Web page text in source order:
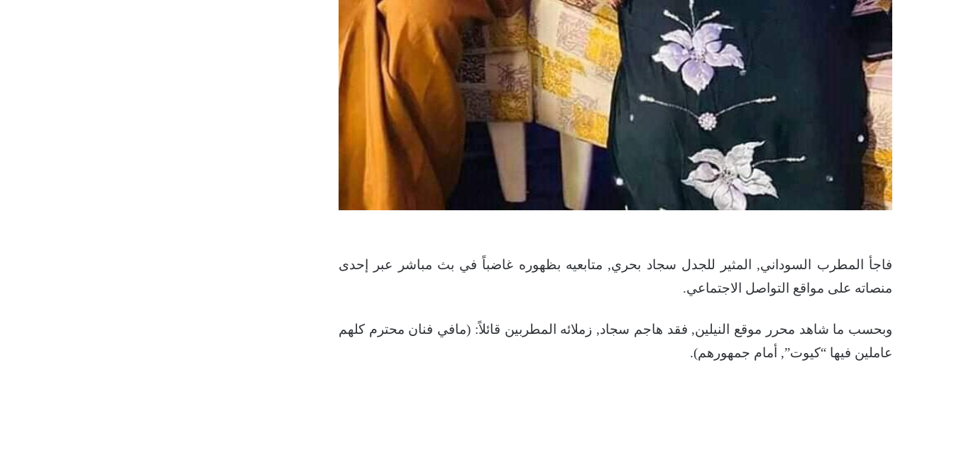
فاجأ المطرب السوداني, المثير للجدل سجاد بحري, متابعيه بظهوره غاضباً في بث مباشر عبر إحدى
منصاته على مواقع التواصل الاجتماعي.
وبحسب ما شاهد محرر موقع النيلين, فقد هاجم سجاد, زملائه المطربين قائلاً: (مافي فنان محترم كلهم
عاملين فيها “كيوت”, أمام جمهورهم).